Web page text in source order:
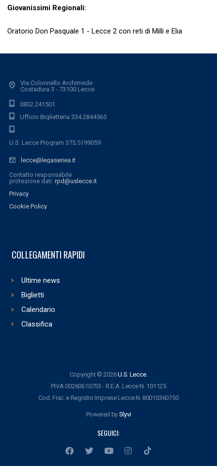
Giovanissimi Regionali:
Oratorio Don Pasquale 1 - Lecce 2 con reti di Milli e Elia
Via Colonnello Archimede
Costadura 3 - 73100 Lecce
0832.241501
Ufficio Biglietteria 334.2844565
U.S. Lecce Program 375.5199059
lecce@legaseriea.it
Contatto responsabile
protezione dati: rpd@uslecce.it
Privacy
Cookie Policy
COLLEGAMENTI RAPIDI
Ultime news
Biglietti
Calendario
Classifica
Copyright © 2026U.S. Lecce.
P.IVA 00260610753 - R.E.A. Lecce N. 101125
Cod. Fisc. e Registro Imprese Lecce N. 80010360750
Powered by Slyvi
SEGUICI: